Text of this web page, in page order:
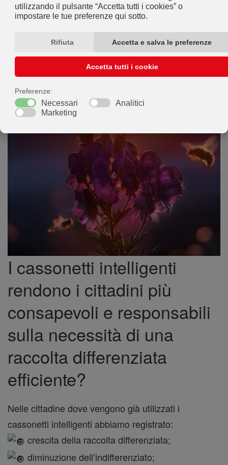
produttivo.
I cassonetti intelligenti
rendono i cittadini più
consapevoli e responsabili
sulla necessità di una
raccolta differenziata
efficiente?
Nelle cittadine dove vengono già utilizzati i
cassonetti intelligenti abbiamo registrato:
crescita della raccolta differenziata;
diminuzione dell’indifferenziato;